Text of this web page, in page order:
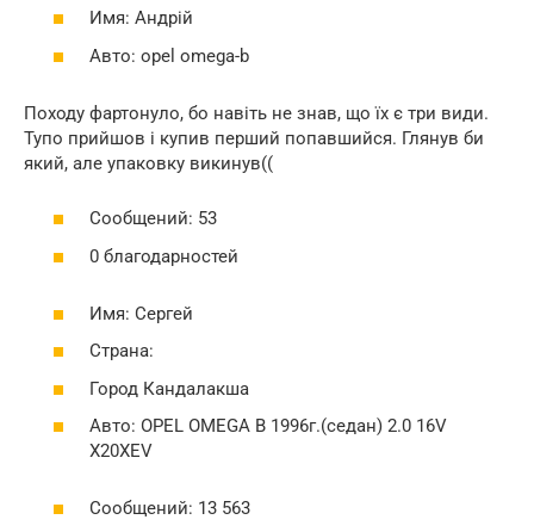
Имя: Андрій
Авто: opel omega-b
Походу фартонуло, бо навіть не знав, що їх є три види.
Тупо прийшов і купив перший попавшийся. Глянув би
який, але упаковку викинув((
Сообщений: 53
0 благодарностей
Имя: Сергей
Страна:
Город Кандалакша
Авто: ОPEL OMEGA В 1996г.(седан) 2.0 16V
X20XEV
Сообщений: 13 563